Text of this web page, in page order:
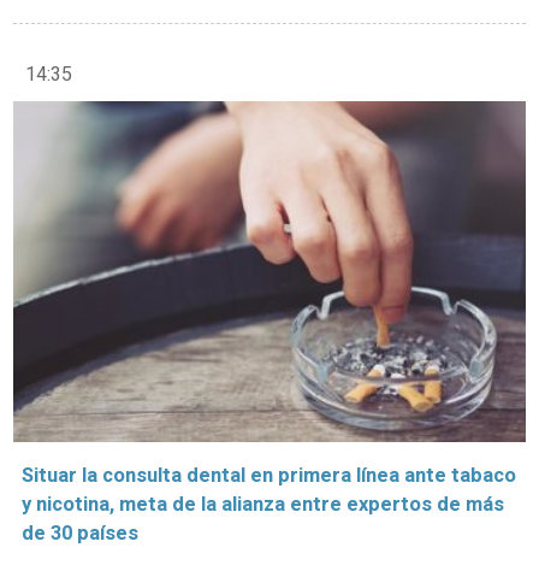
14:35
Situar la consulta dental en primera línea ante tabaco
y nicotina, meta de la alianza entre expertos de más
de 30 países